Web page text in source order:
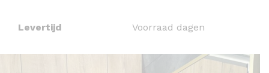
Levertijd Voorraad dagen